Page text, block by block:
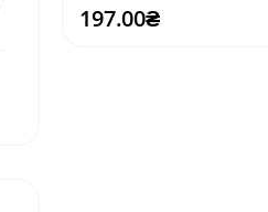
197.00₴